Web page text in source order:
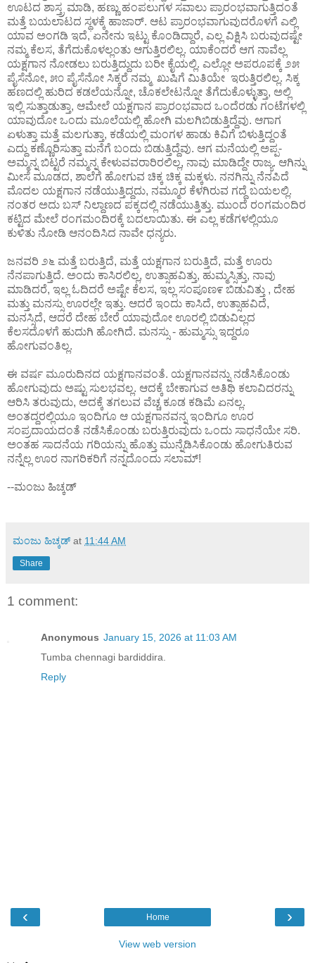
ಊಟದ ಶಾಸ್ತ್ರ ಮಾಡಿ, ಹಣ್ಣು ಹಂಪಲುಗಳ ಸವಾಲು ಪ್ರಾರಂಭವಾಗುತ್ತಿದಂತೆ
ಮತ್ತೆ ಬಯಲಾಟದ ಸ್ಥಳಕ್ಕೆ ಹಾಜಾರ್. ಆಟ ಪ್ರಾರಂಭವಾಗುವುದರೊಳಗೆ ಎಲ್ಲಿ
ಯಾವ ಅಂಗಡಿ ಇದೆ, ಏನೇನು ಇಟ್ಟು ಕೊಂಡಿದ್ದಾರೆ, ಎಲ್ಲ ವಿಕ್ಷಿಸಿ ಬರುವುದಷ್ಟೇ
ನಮ್ಮ ಕೆಲಸ, ತೆಗೆದುಕೊಳಲ್ಲಂತು ಆಗುತ್ತಿರಲಿಲ್ಲ. ಯಾಕೆಂದರೆ ಆಗ ನಾವೆಲ್ಲ
ಯಕ್ಷಗಾನ ನೋಡಲು ಬರುತ್ತಿದ್ದುದು ಬರೀ ಕೈಯಲ್ಲಿ. ಎಲ್ಲೋ ಅಪರೂಪಕ್ಕೆ ೨೫
ಪೈಸೆನೋ, ೫೦ ಪೈಸೆನೋ ಸಿಕ್ಕರೆ ನಮ್ಮ ಖುಷಿಗೆ ಮಿತಿಯೇ ಇರುತ್ತಿರಲಿಲ್ಲ. ಸಿಕ್ಕ
ಹಣದಲ್ಲಿ ಹುರಿದ ಕಡಲೆಯನ್ನೋ, ಚೊಕಲೇಟನ್ನೋ ತೆಗೆದುಕೊಳ್ಳುತ್ತಾ, ಅಲ್ಲಿ
ಇಲ್ಲಿ ಸುತ್ತಾಡುತ್ತಾ, ಆಮೇಲೆ ಯಕ್ಷಗಾನ ಪ್ರಾರಂಭವಾದ ಒಂದೆರಡು ಗಂಟೆಗಳಲ್ಲಿ
ಯಾವುದೋ ಒಂದು ಮೂಲೆಯಲ್ಲಿ ಹೋಗಿ ಮಲಗಿಬಿಡುತ್ತಿದ್ದೆವು. ಆಗಾಗ
ಏಳುತ್ತಾ ಮತ್ತೆ ಮಲಗುತ್ತಾ, ಕಡೆಯಲ್ಲಿ ಮಂಗಳ ಹಾಡು ಕಿವಿಗೆ ಬಿಳುತ್ತಿದ್ದಂತೆ
ಎದ್ದು ಕಣ್ಣೊರಿಸುತ್ತಾ ಮನೆಗೆ ಬಂದು ಬಿಡುತ್ತಿದ್ದೆವು. ಆಗ ಮನೆಯಲ್ಲಿ ಅಪ್ಪ-
ಅಮ್ಮನ್ನ ಬಿಟ್ಟರೆ ನಮ್ಮನ್ನ ಕೇಳುವವರಾರಿರಲಿಲ್ಲ, ನಾವು ಮಾಡಿದ್ದೇ ರಾಜ್ಯ. ಆಗಿನ್ನು
ಮೀಸೆ ಮೂಡದ, ಶಾಲೆಗೆ ಹೋಗುವ ಚಿಕ್ಕ ಚಿಕ್ಕ ಮಕ್ಕಳು. ನನಗಿನ್ನು ನೆನಪಿದೆ
ಮೊದಲ ಯಕ್ಷಗಾನ ನಡೆಯುತ್ತಿದ್ದದು, ನಮ್ಮೂರ ಕೆಳಗಿರುವ ಗದ್ದೆ ಬಯಲಲ್ಲಿ.
ನಂತರ ಅದು ಬಸ್ ನಿಲ್ದಾಣದ ಪಕ್ಕದಲ್ಲಿ ನಡೆಯುತ್ತಿತ್ತು. ಮುಂದೆ ರಂಗಮಂದಿರ
ಕಟ್ಟಿದ ಮೇಲೆ ರಂಗಮಂದಿರಕ್ಕೆ ಬದಲಾಯಿತು. ಈ ಎಲ್ಲ ಕಡೆಗಳಲ್ಲಿಯೂ
ಕುಳಿತು ನೋಡಿ ಆನಂದಿಸಿದ ನಾವೇ ಧನ್ಯರು.
ಜನವರಿ ೨೬ ಮತ್ತೆ ಬರುತ್ತಿದೆ, ಮತ್ತೆ ಯಕ್ಷಗಾನ ಬರುತ್ತಿದೆ, ಮತ್ತೆ ಊರು
ನೆನಪಾಗುತ್ತಿದೆ. ಅಂದು ಕಾಸಿರಲಿಲ್ಲ, ಉತ್ಸಾಹವಿತ್ತು, ಹುಮ್ಮಸ್ಸಿತ್ತು, ನಾವು
ಮಾಡಿದರೆ, ಇಲ್ಲ ಓದಿದರೆ ಅಷ್ಟೇ ಕೆಲಸ, ಇಲ್ಲ ಸಂಪೂಣ೯ ಬಿಡುವಿತ್ತು , ದೇಹ
ಮತ್ತು ಮನಸ್ಸು ಊರಲ್ಲೇ ಇತ್ತು. ಆದರೆ ಇಂದು ಕಾಸಿದೆ, ಉತ್ಸಾಹವಿದೆ,
ಮನಸ್ಸಿದೆ, ಆದರೆ ದೇಹ ಬೇರೆ ಯಾವುದೋ ಊರಲ್ಲಿ ಬಿಡುವಿಲ್ಲದ
ಕೆಲಸದೊಳಗೆ ಹುದುಗಿ ಹೋಗಿದೆ. ಮನಸ್ಸು - ಹುಮ್ಮಸ್ಸು ಇದ್ದರೂ
ಹೋಗುವಂತಿಲ್ಲ.
ಈ ವರ್ಷ ಮೂರುದಿನದ ಯಕ್ಷಗಾನವಂತೆ. ಯಕ್ಷಗಾನವನ್ನು ನಡೆಸಿಕೊಂಡು
ಹೋಗುವುದು ಅಷ್ಟು ಸುಲಭವಲ್ಲ. ಆದಕ್ಕೆ ಬೇಕಾಗುವ ಅತಿಥಿ ಕಲಾವಿದರನ್ನು
ಆರಿಸಿ ತರುವುದು, ಅದಕ್ಕೆ ತಗಲುವ ವೆಚ್ಚ ಕೂಡ ಕಡಿಮೆ ಏನಲ್ಲ.
ಅಂತದ್ದರಲ್ಲಿಯೂ ಇಂದಿಗೂ ಆ ಯಕ್ಷಗಾನವನ್ನ ಇಂದಿಗೂ ಊರ
ಸಂಪ್ರದಾಯದಂತೆ ನಡೆಸಿಕೊಂಡು ಬರುತ್ತಿರುವುದು ಒಂದು ಸಾಧನೆಯೇ ಸರಿ.
ಅಂತಹ ಸಾದನೆಯ ಗರಿಯನ್ನು ಹೊತ್ತು ಮುನ್ನೆಡಿಸಿಕೊಂಡು ಹೋಗುತಿರುವ
ನನ್ನೆಲ್ಲ ಊರ ನಾಗರಿಕರಿಗೆ ನನ್ನದೊಂದು ಸಲಾಮ್!
--ಮಂಜು ಹಿಚ್ಕಡ್
ಮಂಜು ಹಿಚ್ಕಡ್ at 11:44 AM
Share
1 comment:
Anonymous January 15, 2026 at 11:03 AM
Tumba chennagi bardiddira.
Reply
‹ ›
Home
View web version